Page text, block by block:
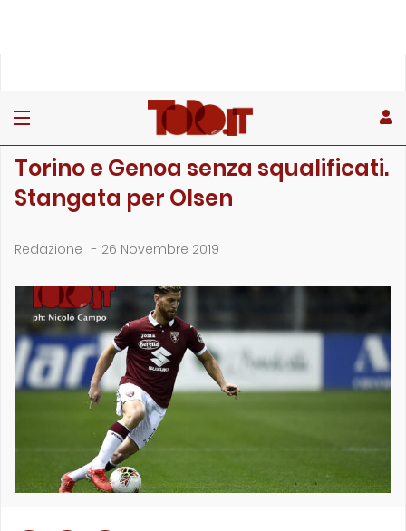
Torino e Genoa senza squalificati.
Stangata per Olsen
Redazione - 26 Novembre 2019